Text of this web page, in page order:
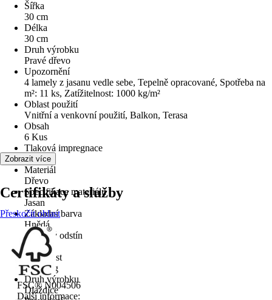
Šířka
30 cm
Délka
30 cm
Druh výrobku
Pravé dřevo
Upozornění
4 lamely z jasanu vedle sebe, Tepelně opracované, Spotřeba na
m²: 11 ks, Zatížitelnost: 1000 kg/m²
Oblast použití
Vnitřní a venkovní použití, Balkon, Terasa
Obsah
6 Kus
Tlaková impregnace
Ano
Materiál
Dřevo
Specifikace materiálu
Jasan
Základní barva
Hnědá
Barevný odstín
Jasan
Hmotnost
5,486 kg
Druh výrobku
Dlaždice
Zobrazit více
Certifikáty a služby
Přeskočit oblast
FSC® N004506
Další informace: